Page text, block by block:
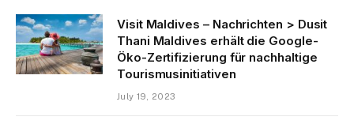
Visit Maldives – Nachrichten > Dusit
Thani Maldives erhält die Google-
Öko-Zertifizierung für nachhaltige
Tourismusinitiativen
July 19, 2023